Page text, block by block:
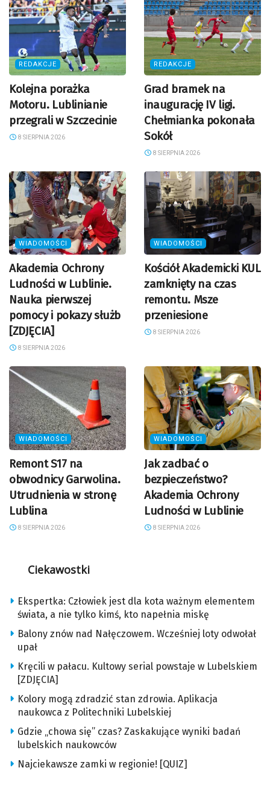
REDAKCJE
Kolejna porażka
Motoru. Lublinianie
przegrali w Szczecinie
8 SIERPNIA 2026
REDAKCJE
Grad bramek na
inaugurację IV ligi.
Chełmianka pokonała
Sokół
8 SIERPNIA 2026
WIADOMOŚCI
Akademia Ochrony
Ludności w Lublinie.
Nauka pierwszej
pomocy i pokazy służb
[ZDJĘCIA]
8 SIERPNIA 2026
WIADOMOŚCI
Kościół Akademicki KUL
zamknięty na czas
remontu. Msze
przeniesione
8 SIERPNIA 2026
WIADOMOŚCI
Remont S17 na
obwodnicy Garwolina.
Utrudnienia w stronę
Lublina
8 SIERPNIA 2026
WIADOMOŚCI
Jak zadbać o
bezpieczeństwo?
Akademia Ochrony
Ludności w Lublinie
8 SIERPNIA 2026
Ciekawostki
Ekspertka: Człowiek jest dla kota ważnym elementem
świata, a nie tylko kimś, kto napełnia miskę
Balony znów nad Nałęczowem. Wcześniej loty odwołał
upał
Kręcili w pałacu. Kultowy serial powstaje w Lubelskiem
[ZDJĘCIA]
Kolory mogą zdradzić stan zdrowia. Aplikacja
naukowca z Politechniki Lubelskiej
Gdzie „chowa się” czas? Zaskakujące wyniki badań
lubelskich naukowców
Najciekawsze zamki w regionie! [QUIZ]